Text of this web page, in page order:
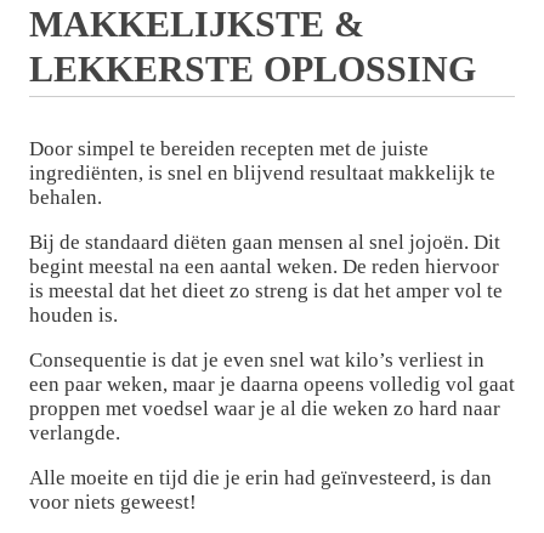
MAKKELIJKSTE &
LEKKERSTE OPLOSSING
Door simpel te bereiden recepten met de juiste
ingrediënten, is snel en blijvend resultaat makkelijk te
behalen.
Bij de standaard diëten gaan mensen al snel jojoën. Dit
begint meestal na een aantal weken. De reden hiervoor
is meestal dat het dieet zo streng is dat het amper vol te
houden is.
Consequentie is dat je even snel wat kilo’s verliest in
een paar weken, maar je daarna opeens volledig vol gaat
proppen met voedsel waar je al die weken zo hard naar
verlangde.
Alle moeite en tijd die je erin had geïnvesteerd, is dan
voor niets geweest!